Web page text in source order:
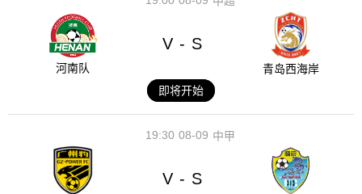
河南队
V - S
青岛西海岸
即将开始
08-09
19:30 中甲
V - S